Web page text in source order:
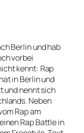
Berlin und hab
vorbei
kennt: Rap
in Berlin und
und nennt sich
Neben
Rap am
Rap Battle in